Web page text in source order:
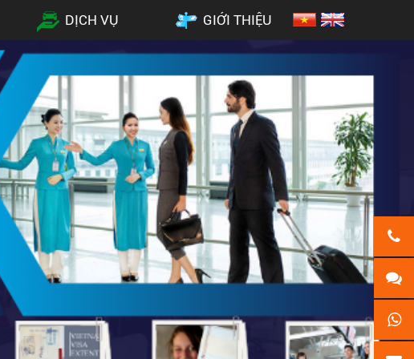
DỊCH VỤ GIỚI THIỆU